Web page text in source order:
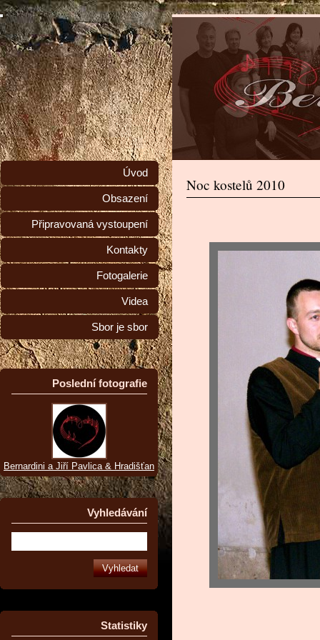
Noc kostelů 2010
Úvod
Obsazení
Připravovaná vystoupení
Kontakty
Fotogalerie
Videa
Sbor je sbor
Poslední fotografie
Bernardini a Jiří Pavlica & Hradišťan
Vyhledávání
Statistiky